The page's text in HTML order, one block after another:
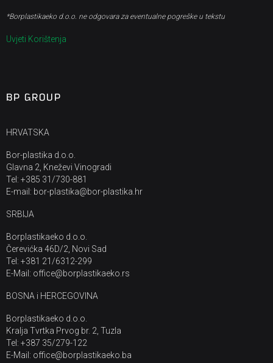
*Borplastikaeko d.o.o. ne odgovara za eventualne pogreške u tekstu
Uvjeti Korištenja
BP GROUP
HRVATSKA
Bor-plastika d.o.o.
Glavna 2, Kneževi Vinogradi
Tel: +385 31/730-881
E-mail: bor-plastika@bor-plastika.hr
SRBIJA
Borplastikaeko d.o.o.
Čerevićka 46D/2, Novi Sad
Tel: +381 21/6312-299
E-Mail: office@borplastikaeko.rs
BOSNA i HERCEGOVINA
Borplastikaeko d.o.o.
Kralja Tvrtka Prvog br. 2, Tuzla
Tel: +387 35/279-122
E-Mail: office@borplastikaeko.ba